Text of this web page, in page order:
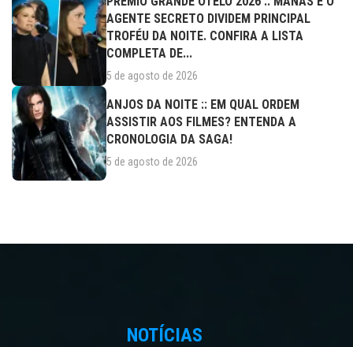
AGENTE SECRETO DIVIDEM PRINCIPAL
TROFÉU DA NOITE. CONFIRA A LISTA
COMPLETA DE...
5 de agosto de 2026
ANJOS DA NOITE :: EM QUAL ORDEM
ASSISTIR AOS FILMES? ENTENDA A
CRONOLOGIA DA SAGA!
5 de agosto de 2026
NOTÍCIAS